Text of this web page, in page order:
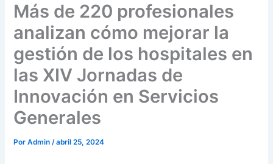
Más de 220 profesionales
analizan cómo mejorar la
gestión de los hospitales en
las XIV Jornadas de
Innovación en Servicios
Generales
PorAdmin/abril 25, 2024